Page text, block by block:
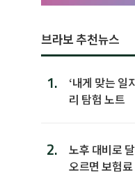
브라보 추천뉴스
1.
‘내게 맞는 일
리 탐험 노트
2.
노후 대비로
오르면 보험